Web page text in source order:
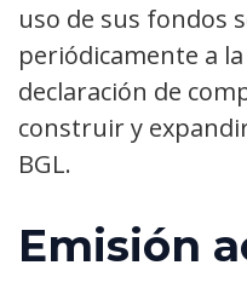
uso de sus fondos
periódicamente a
declaración de
construir y
BGL.
Emisión